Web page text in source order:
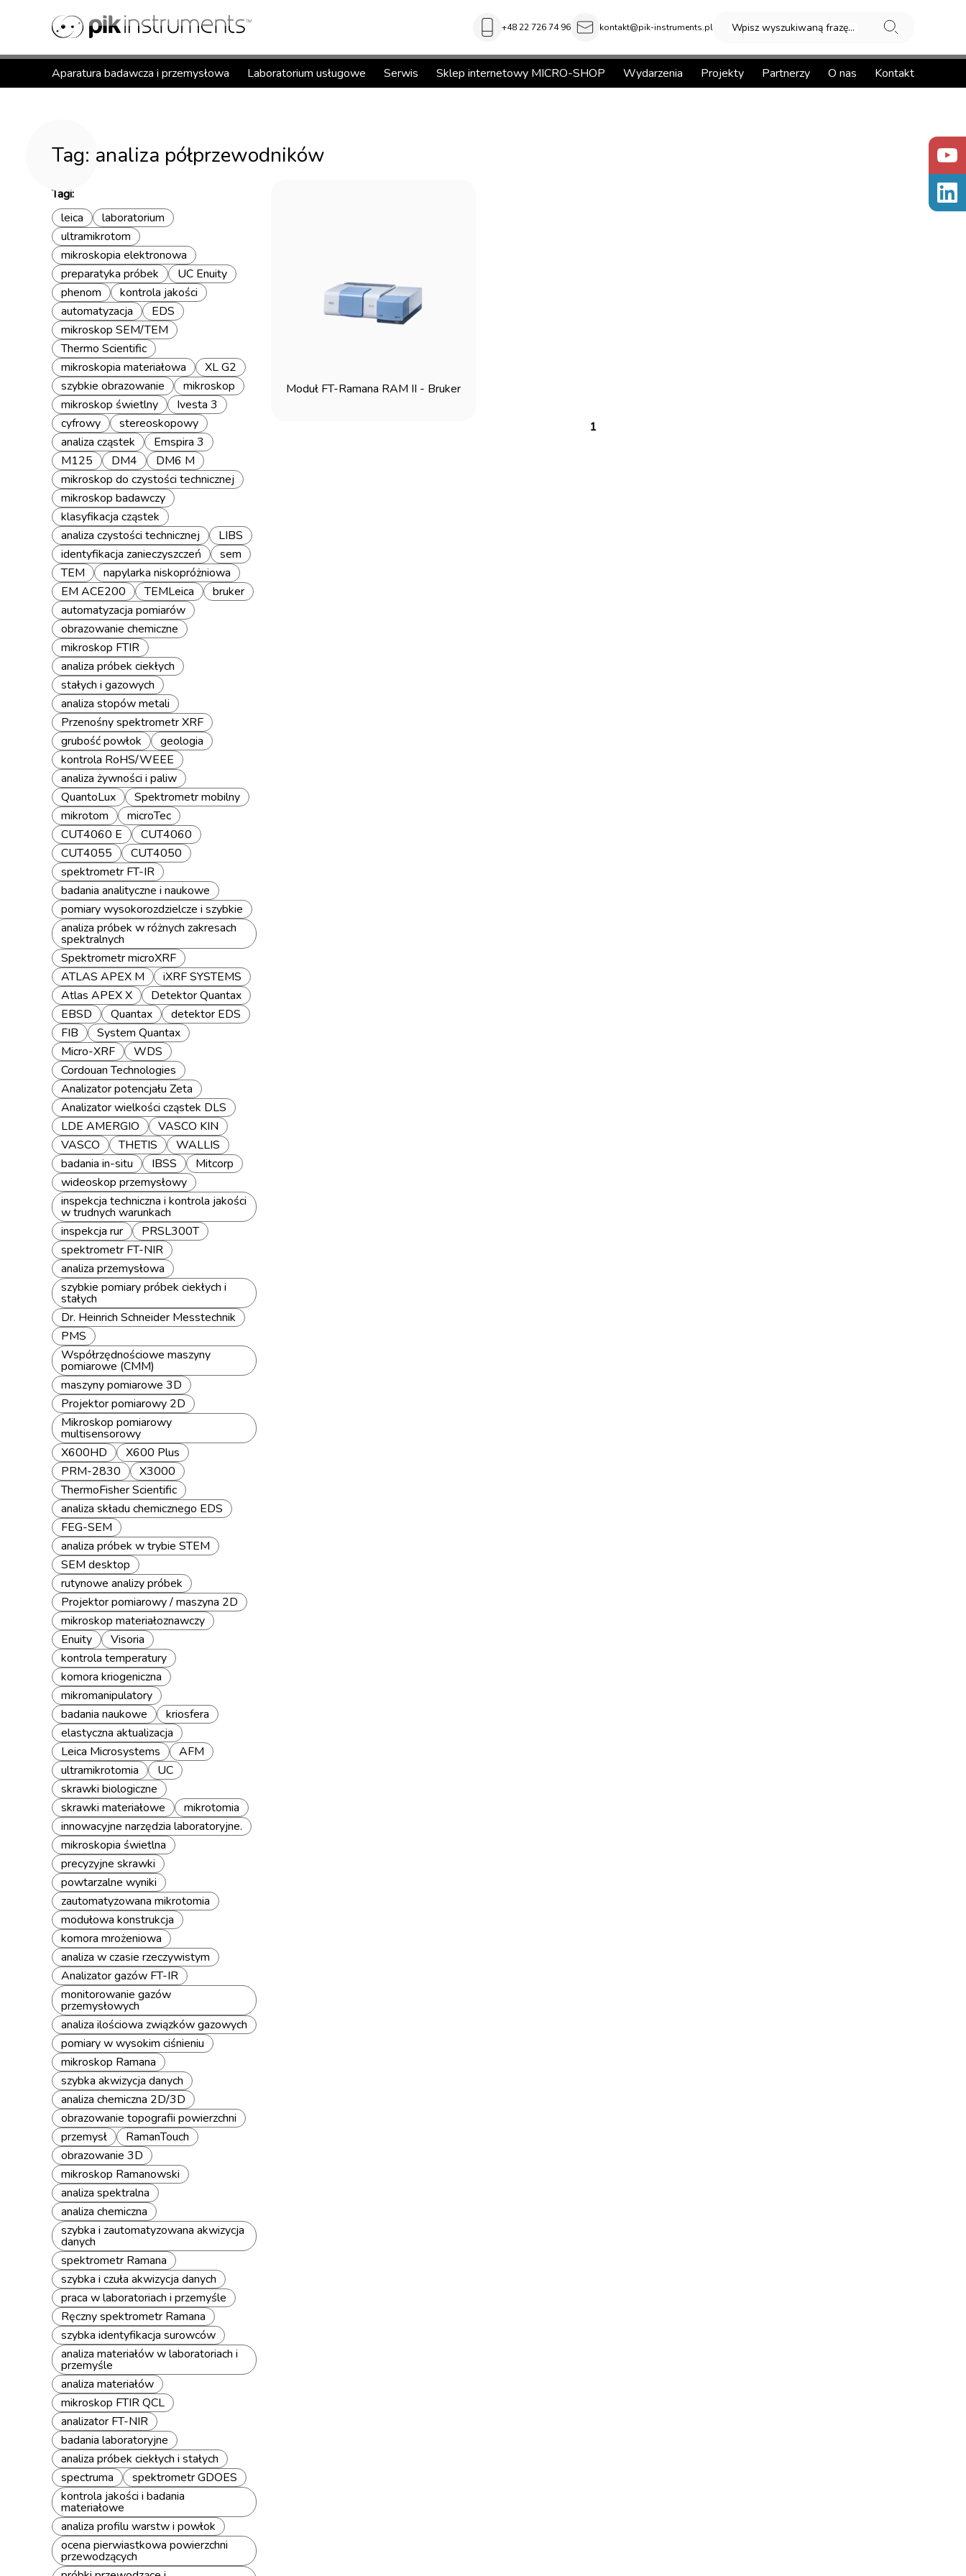
+48 22 726 74 96 kontakt@pik-instruments.pl Wpisz wyszukiwaną frazę...
Aparatura badawcza i przemysłowa Laboratorium usługowe Serwis Sklep internetowy MICRO-SHOP Wydarzenia Projekty Partnerzy O nas Kontakt
Tag: analiza półprzewodników
Tagi:
leica
laboratorium
ultramikrotom
mikroskopia elektronowa
preparatyka próbek
UC Enuity
phenom
kontrola jakości
automatyzacja
EDS
mikroskop SEM/TEM
Thermo Scientific
mikroskopia materiałowa
XL G2
szybkie obrazowanie
mikroskop
mikroskop świetlny
Ivesta 3
cyfrowy
stereoskopowy
analiza cząstek
Emspira 3
M125
DM4
DM6 M
mikroskop do czystości technicznej
mikroskop badawczy
klasyfikacja cząstek
analiza czystości technicznej
LIBS
identyfikacja zanieczyszczeń
sem
TEM
napylarka niskopróżniowa
EM ACE200
TEMLeica
bruker
automatyzacja pomiarów
obrazowanie chemiczne
mikroskop FTIR
analiza próbek ciekłych
stałych i gazowych
analiza stopów metali
Przenośny spektrometr XRF
grubość powłok
geologia
kontrola RoHS/WEEE
analiza żywności i paliw
QuantoLux
Spektrometr mobilny
mikrotom
microTec
CUT4060 E
CUT4060
CUT4055
CUT4050
spektrometr FT-IR
badania analityczne i naukowe
pomiary wysokorozdzielcze i szybkie
analiza próbek w różnych zakresach
spektralnych
Spektrometr microXRF
ATLAS APEX M
iXRF SYSTEMS
Atlas APEX X
Detektor Quantax
EBSD
Quantax
detektor EDS
FIB
System Quantax
Micro-XRF
WDS
Cordouan Technologies
Analizator potencjału Zeta
Analizator wielkości cząstek DLS
LDE AMERGIO
VASCO KIN
VASCO
THETIS
WALLIS
badania in-situ
IBSS
Mitcorp
wideoskop przemysłowy
inspekcja techniczna i kontrola jakości
w trudnych warunkach
inspekcja rur
PRSL300T
spektrometr FT-NIR
analiza przemysłowa
szybkie pomiary próbek ciekłych i
stałych
Dr. Heinrich Schneider Messtechnik
PMS
Współrzędnościowe maszyny
pomiarowe (CMM)
maszyny pomiarowe 3D
Projektor pomiarowy 2D
Mikroskop pomiarowy
multisensorowy
X600HD
X600 Plus
PRM-2830
X3000
ThermoFisher Scientific
analiza składu chemicznego EDS
FEG-SEM
analiza próbek w trybie STEM
SEM desktop
rutynowe analizy próbek
Projektor pomiarowy / maszyna 2D
mikroskop materiałoznawczy
Enuity
Visoria
kontrola temperatury
komora kriogeniczna
mikromanipulatory
badania naukowe
kriosfera
elastyczna aktualizacja
Leica Microsystems
AFM
ultramikrotomia
UC
skrawki biologiczne
skrawki materiałowe
mikrotomia
innowacyjne narzędzia laboratoryjne.
mikroskopia świetlna
precyzyjne skrawki
powtarzalne wyniki
zautomatyzowana mikrotomia
modułowa konstrukcja
komora mrożeniowa
analiza w czasie rzeczywistym
Analizator gazów FT-IR
monitorowanie gazów
przemysłowych
analiza ilościowa związków gazowych
pomiary w wysokim ciśnieniu
mikroskop Ramana
szybka akwizycja danych
analiza chemiczna 2D/3D
obrazowanie topografii powierzchni
przemysł
RamanTouch
obrazowanie 3D
mikroskop Ramanowski
analiza spektralna
analiza chemiczna
szybka i zautomatyzowana akwizycja
danych
spektrometr Ramana
szybka i czuła akwizycja danych
praca w laboratoriach i przemyśle
Ręczny spektrometr Ramana
szybka identyfikacja surowców
analiza materiałów w laboratoriach i
przemyśle
analiza materiałów
mikroskop FTIR QCL
analizator FT-NIR
badania laboratoryjne
analiza próbek ciekłych i stałych
spectruma
spektrometr GDOES
kontrola jakości i badania
materiałowe
analiza profilu warstw i powłok
ocena pierwiastkowa powierzchni
przewodzących
Moduł FT-Ramana RAM II - Bruker
1